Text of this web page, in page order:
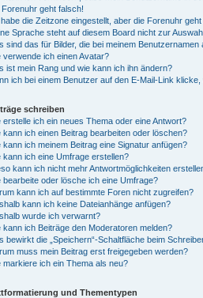
Forenuhr geht falsch!
die Zeitzone eingestellt, aber die Forenuhr
Sprache steht auf diesem Board nicht zur
sind das für Bilder, die bei meinem Benutzernamen
verwende ich einen Avatar?
ist mein Rang und wie kann ich ihn ändern?
ich bei einem Benutzer auf den E-Mail-Link
schreiben
erstelle ich ein neues Thema oder eine Antwort?
kann ich einen Beitrag bearbeiten oder löschen?
kann ich meinem Beitrag eine Signatur anfügen?
kann ich eine Umfrage erstellen?
kann ich nicht mehr Antwortmöglichkeiten
bearbeite oder lösche ich eine Umfrage?
kann ich auf bestimmte Foren nicht zugreifen?
kann ich keine Dateianhänge anfügen?
wurde ich verwarnt?
kann ich Beiträge den Moderatoren melden?
bewirkt die „Speichern“-Schaltfläche beim
muss mein Beitrag erst freigegeben werden?
markiere ich ein Thema als neu?
und Thementypen